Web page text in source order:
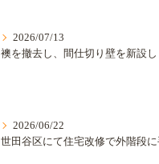
2026/07/13
襖を撤去し、間仕切り壁を新設し
2026/06/22